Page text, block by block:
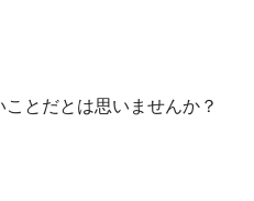
とだとは思いませんか？